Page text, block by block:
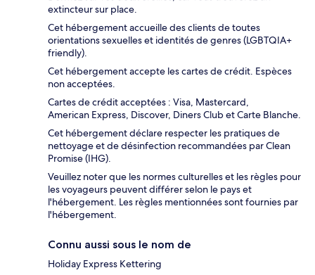
extincteur sur place.
Cet hébergement accueille des clients de toutes
orientations sexuelles et identités de genres (LGBTQIA+
friendly).
Cet hébergement accepte les cartes de crédit. Espèces
non acceptées.
Cartes de crédit acceptées : Visa, Mastercard,
American Express, Discover, Diners Club et Carte Blanche.
Cet hébergement déclare respecter les pratiques de
nettoyage et de désinfection recommandées par Clean
Promise (IHG).
Veuillez noter que les normes culturelles et les règles pour
les voyageurs peuvent différer selon le pays et
l'hébergement. Les règles mentionnées sont fournies par
l'hébergement.
Connu aussi sous le nom de
Holiday Express Kettering